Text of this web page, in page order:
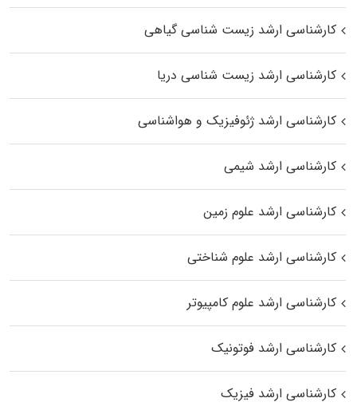
کارشناسی ارشد زیست‌ شناسی گیاهی
کارشناسی ارشد زیست‌ شناسی دریا
کارشناسی ارشد ژئوفیزیک و هواشناسی
کارشناسی ارشد شیمی
کارشناسی ارشد علوم زمین
کارشناسی ارشد علوم شناختی
کارشناسی ارشد علوم کامپیوتر
کارشناسی ارشد فوتونیک
کارشناسی ارشد فیزیک